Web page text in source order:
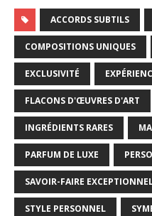
ACCORDS SUBTILS
COMPOSITIONS UNIQUES
EXCLUSIVITÉ
FLACONS D'ŒUVRES D'ART
INGRÉDIENTS RARES
PARFUM DE LUXE
SAVOIR-FAIRE
STYLE PERSONNEL